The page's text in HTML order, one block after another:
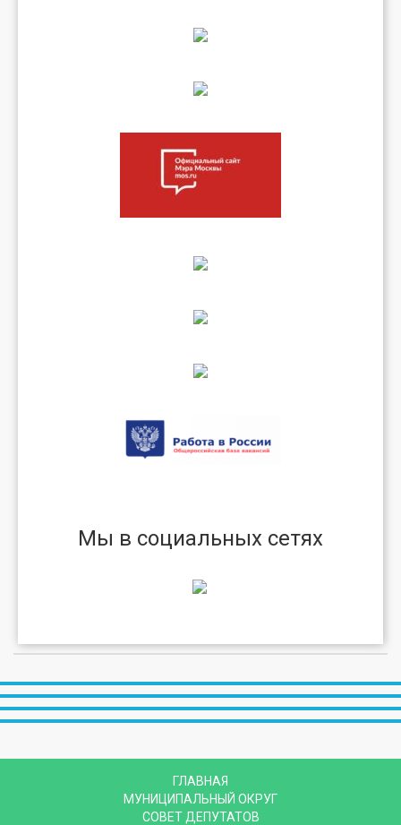
Мы в социальных сетях
ГЛАВНАЯ
МУНИЦИПАЛЬНЫЙ ОКРУГ
СОВЕТ ДЕПУТАТОВ